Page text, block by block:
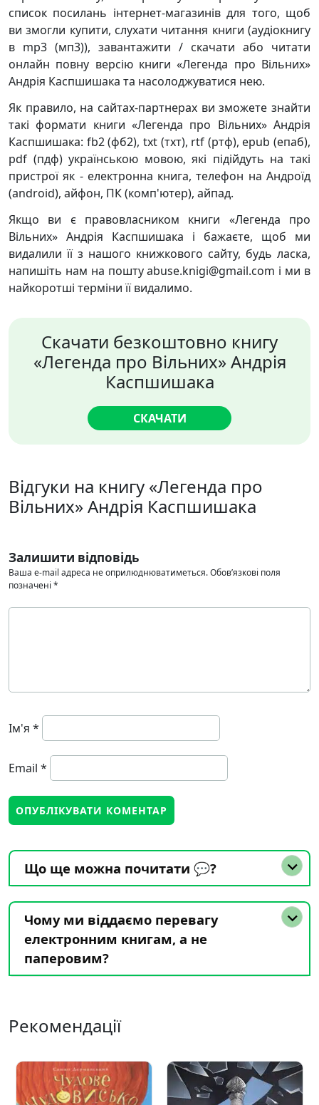
список посилань інтернет-магазинів для того, щоб
ви змогли купити, слухати читання книги (аудіокнигу
в mp3 (мп3)), завантажити / скачати або читати
онлайн повну версію книги «Легенда про Вільних»
Андрія Каспшишака та насолоджуватися нею.
Як правило, на сайтах-партнерах ви зможете знайти
такі формати книги «Легенда про Вільних» Андрія
Каспшишака: fb2 (фб2), txt (тхт), rtf (ртф), epub (епаб),
pdf (пдф) українською мовою, які підійдуть на такі
пристрої як - електронна книга, телефон на Андроїд
(android), айфон, ПК (комп'ютер), айпад.
Якщо ви є правовласником книги «Легенда про
Вільних» Андрія Каспшишака і бажаєте, щоб ми
видалили її з нашого книжкового сайту, будь ласка,
напишіть нам на пошту abuse.knigi@gmail.com і ми в
найкоротші терміни її видалимо.
Скачати безкоштовно книгу
«Легенда про Вільних» Андрія
Каспшишака
СКАЧАТИ
Відгуки на книгу «Легенда про
Вільних» Андрія Каспшишака
Залишити відповідь
Ваша e-mail адреса не оприлюднюватиметься.Обов’язкові поля
позначені *
Ім'я *
Email *
Що ще можна почитати 💬?
Чому ми віддаємо перевагу
електронним книгам, а не
паперовим?
Рекомендації